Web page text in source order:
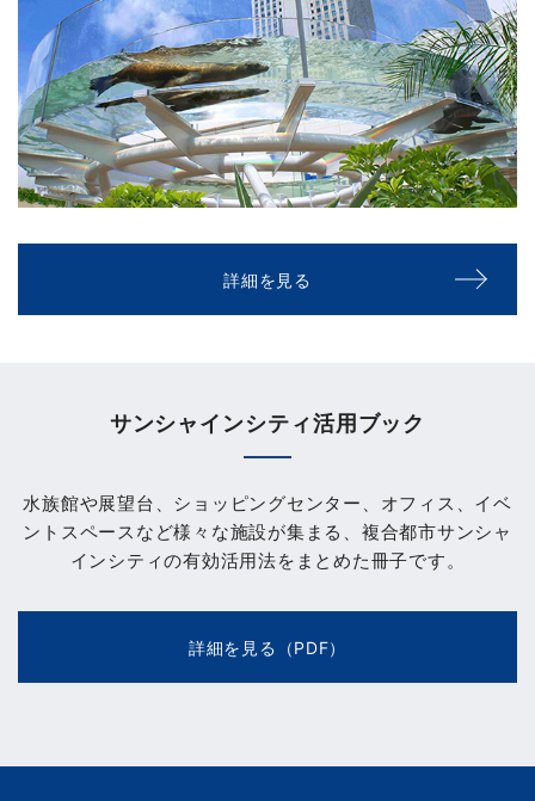
詳細を見る
サンシャインシティ活用ブック
水族館や展望台、ショッピングセンター、オフィス、イベ
ントスペースなど様々な施設が集まる、複合都市サンシャ
インシティの有効活用法をまとめた冊子です。
詳細を見る（PDF）